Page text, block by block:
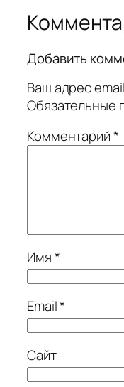
Добавить
Ваш адрес
Обязательные
Комментарий*
Имя*
Email*
Сайт